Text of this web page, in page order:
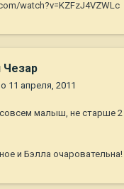
watch?v=KZFzJ4VZWLc
Чезар
11 апреля, 2011
малыш, не старше 2
и Бэлла очаровательна!